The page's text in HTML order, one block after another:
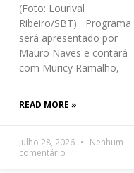
(Foto: Lourival
Ribeiro/SBT) Programa
será apresentado por
Mauro Naves e contará
com Muricy Ramalho,
READ MORE »
julho 28, 2026
Nenhum
comentário